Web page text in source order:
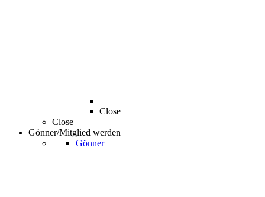
Close
Close
Gönner/Mitglied werden
Gönner